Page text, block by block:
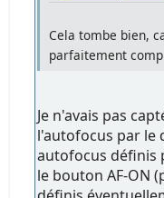
Cela tombe bien,
parfaitement
Je n'avais pas
l'autofocus par le
autofocus définis
le bouton AF-ON